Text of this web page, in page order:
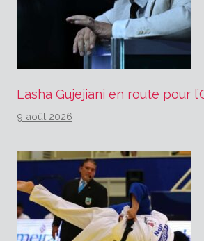
Lasha Gujejiani en route pour
9 août 2026